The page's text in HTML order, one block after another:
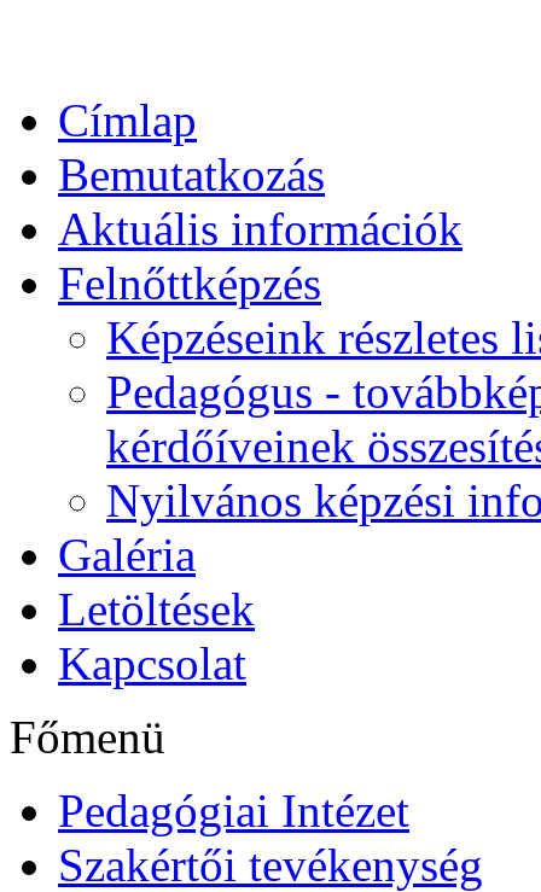
Címlap
Bemutatkozás
Aktuális információk
Felnőttképzés
Képzéseink részletes
Pedagógus -
kérdőíveinek
Nyilvános képzési
Galéria
Letöltések
Kapcsolat
Főmenü
Pedagógiai Intézet
Szakértői tevékenység